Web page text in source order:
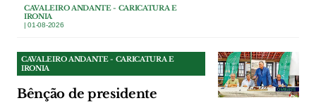
CAVALEIRO ANDANTE - CARICATURA E
IRONIA
| 01-08-2026
CAVALEIRO ANDANTE - CARICATURA E
IRONIA
Bênção de presidente